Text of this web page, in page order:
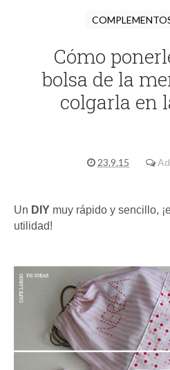
Cómo
bolsa de la
colgarla en
23.9.15
Un DIY muy rápido y sencillo,
utilidad!